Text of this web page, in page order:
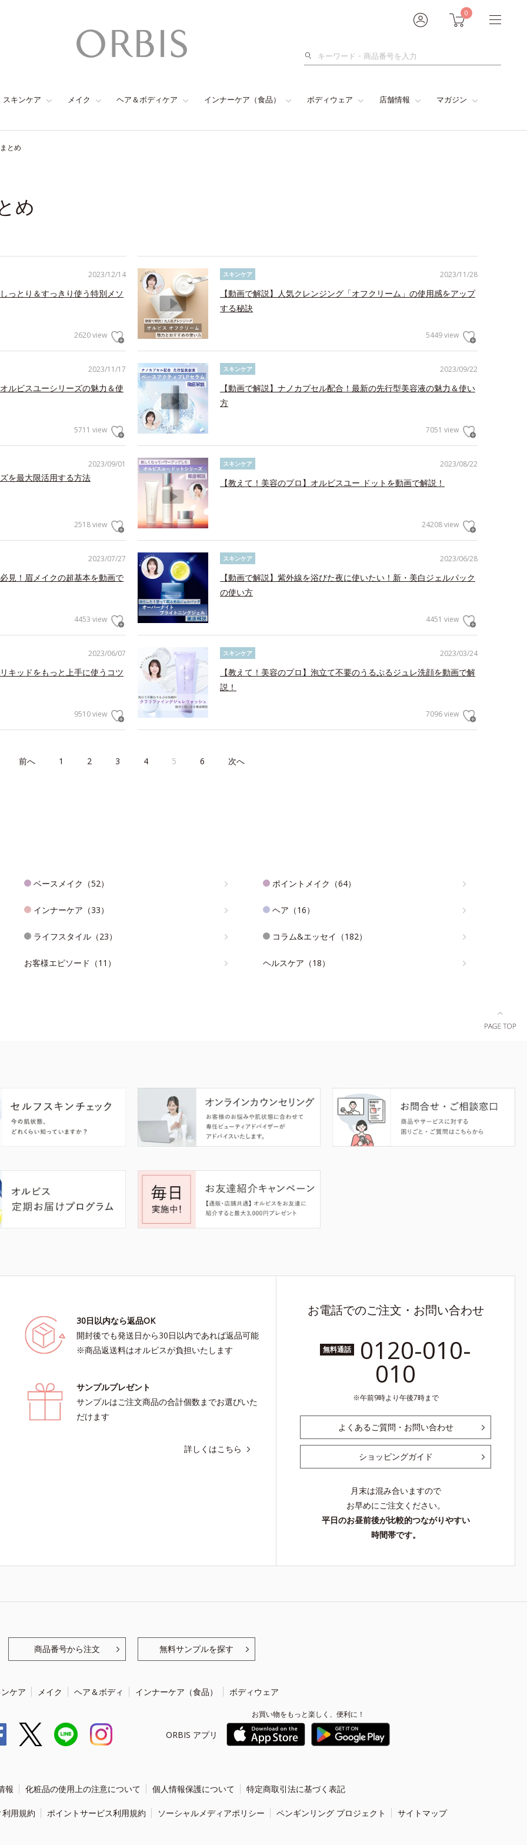
0
検
スキンケア メイク ヘア＆ボディケア インナーケア（食品） ボディウェア 店舗情報 マガジン
とめ
め
2023/12/14
っとり＆すっきり使う特別メソ
2620 view
2023/11/28
スキンケア
【動画で解説】人気クレンジング「オフクリーム」の使用感をアップ
する秘訣
5449 view
2023/11/17
ルビスユーシリーズの魅力＆使
5711 view
2023/09/22
スキンケア
【動画で解説】ナノカプセル配合！最新の先行型美容液の魅力＆使い
方
7051 view
2023/09/01
を最大限活用する方法
2518 view
2023/08/22
スキンケア
【教えて！美容のプロ】オルビスユー ドットを動画で解説！
24208 view
2023/07/27
見！眉メイクの超基本を動画で
4453 view
2023/06/28
スキンケア
【動画で解説】紫外線を浴びた夜に使いたい！新・美白ジェルパック
の使い方
4451 view
2023/06/07
キッドをもっと上手に使うコツ
9510 view
2023/03/24
スキンケア
【教えて！美容のプロ】泡立て不要のうるぷるジュレ洗顔を動画で解
説！
7096 view
前へ 1 2 3 4 5 6 次へ
ベースメイク（52） ポイントメイク（64）
インナーケア（33） ヘア（16）
ライフスタイル（23） コラム&エッセイ（182）
お客様エピソード（11） ヘルスケア（18）
30日以内なら返品OK
開封後でも発送日から30日以内であれば返品可能
※商品返送料はオルビスが負担いたします
サンプルプレゼント
サンプルはご注文商品の合計個数までお選びいた
だけます
詳しくはこちら
お電話でのご注文・お問い合わせ
無料通話 0120-010-
010
午前9時より午後7時まで
よくあるご質問・お問い合わせ
ショッピングガイド
月末は混み合いますので
お早めにご注文ください。
平日のお昼前後が比較的つながりやすい
時間帯です。
商品番号から注文 無料サンプルを探す
ケア メイク ヘア＆ボディ インナーケア（食品） ボディウェア
ORBIS アプリ
お買い物をもっと楽しく、便利に！
報 化粧品の使用上の注意について 個人情報保護について 特定商取引法に基づく表記
用規約 ポイントサービス利用規約 ソーシャルメディアポリシー ペンギンリング プロジェクト サイトマップ